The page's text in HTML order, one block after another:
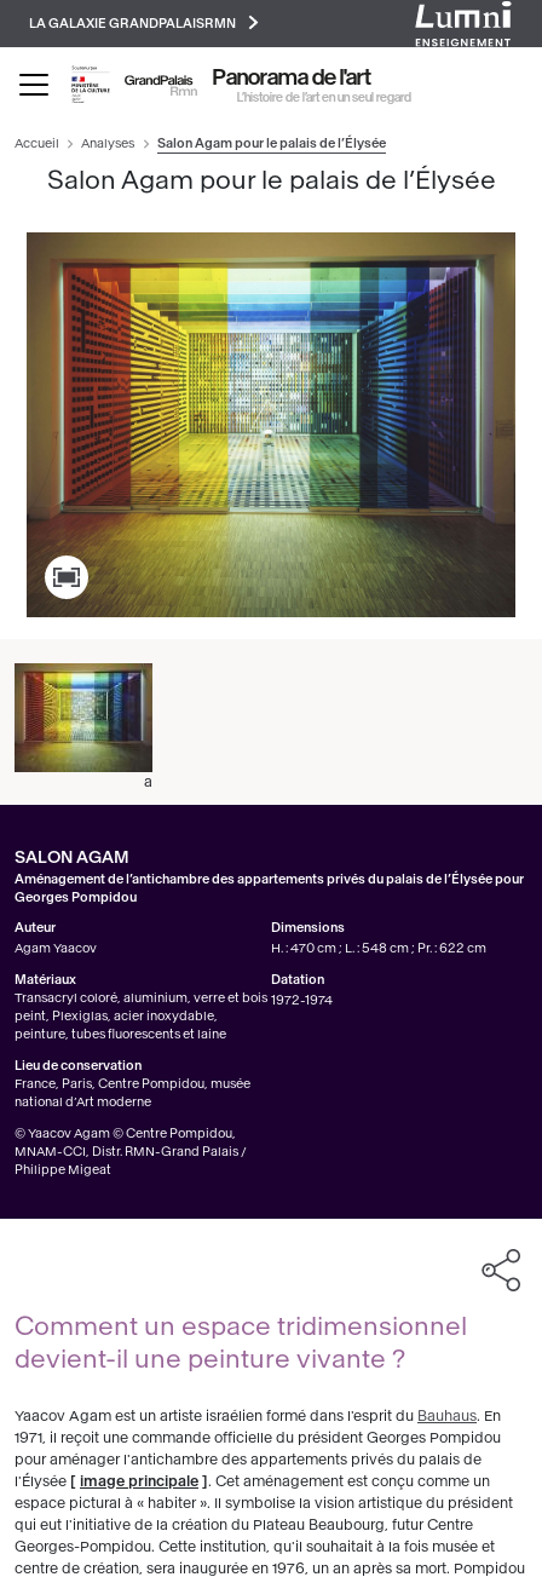
principal
LA GALAXIE GRANDPALAISRMN
Panorama de l'art
L’histoire de l’art en un seul regard
Accueil Analyses Salon Agam pour le palais de l’Élysée
Salon Agam pour le palais de l’Élysée
a
SALON AGAM
Aménagement de l’antichambre des appartements privés du palais de l’Élysée pour
Georges Pompidou
Auteur
Agam Yaacov
Dimensions
H. : 470 cm ; L. : 548 cm ; Pr. : 622 cm
Matériaux
Transacryl coloré, aluminium, verre et bois
peint, Plexiglas, acier inoxydable,
peinture, tubes fluorescents et laine
Datation
1972-1974
Lieu de conservation
France, Paris, Centre Pompidou, musée
national d’Art moderne
© Yaacov Agam © Centre Pompidou,
MNAM-CCI, Distr. RMN-Grand Palais /
Philippe Migeat
Comment un espace tridimensionnel
devient-il une peinture vivante ?
Yaacov Agam est un artiste israélien formé dans l'esprit du Bauhaus. En
1971, il reçoit une commande officielle du président Georges Pompidou
pour aménager l'antichambre des appartements privés du palais de
l'Élysée [ image principale ] . Cet aménagement est conçu comme un
espace pictural à « habiter ». Il symbolise la vision artistique du président
qui eut l'initiative de la création du Plateau Beaubourg, futur Centre
Georges-Pompidou. Cette institution, qu'il souhaitait à la fois musée et
centre de création, sera inaugurée en 1976, un an après sa mort. Pompidou